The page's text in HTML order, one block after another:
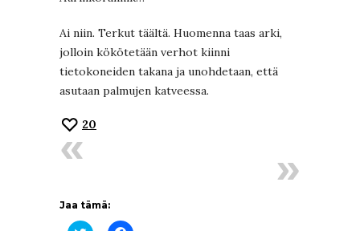
Ai niin. Terkut täältä. Huomenna taas arki,
jolloin kökötetään verhot kiinni
tietokoneiden takana ja unohdetaan, että
asutaan palmujen katveessa.
20
Jaa tämä: